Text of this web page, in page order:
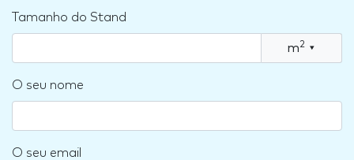
Tamanho do Stand
m2 ▾
O seu nome
O seu email